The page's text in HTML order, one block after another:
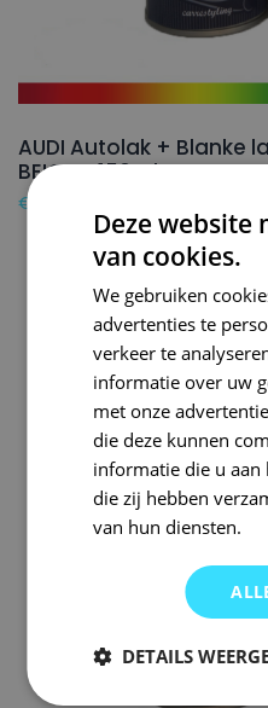
AUDI Autolak + Blanke
BEIGE – 150ml
€
Deze website
van cookies.
We gebruiken
advertenties te
verkeer te
informatie over uw
met onze
die deze kunnen
informatie die u
die zij hebben
van hun diensten.
DETAILS